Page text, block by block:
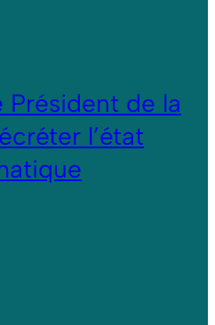
Président de la
l’état